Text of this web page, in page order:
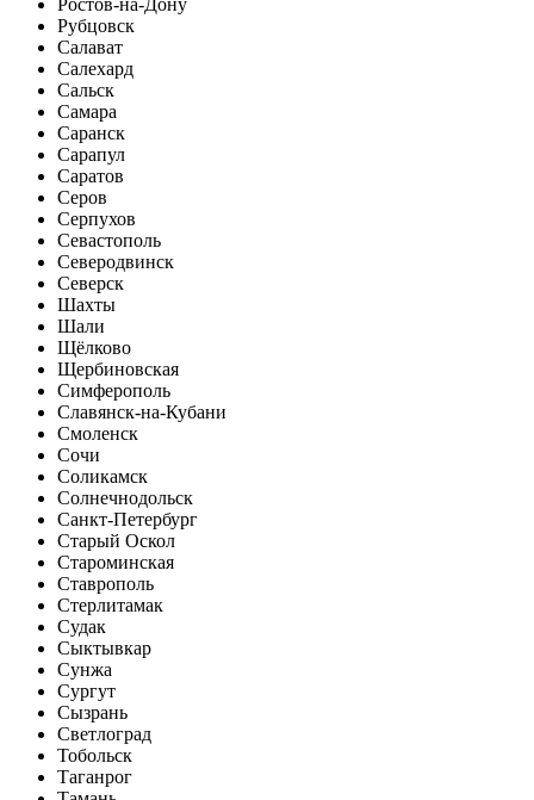
Ростов-на-Дону
Рубцовск
Салават
Салехард
Сальск
Самара
Саранск
Сарапул
Саратов
Серов
Серпухов
Севастополь
Северодвинск
Северск
Шахты
Шали
Щёлково
Щербиновская
Симферополь
Славянск-на-Кубани
Смоленск
Сочи
Соликамск
Солнечнодольск
Санкт-Петербург
Старый Оскол
Староминская
Ставрополь
Стерлитамак
Судак
Сыктывкар
Сунжа
Сургут
Сызрань
Светлоград
Тобольск
Таганрог